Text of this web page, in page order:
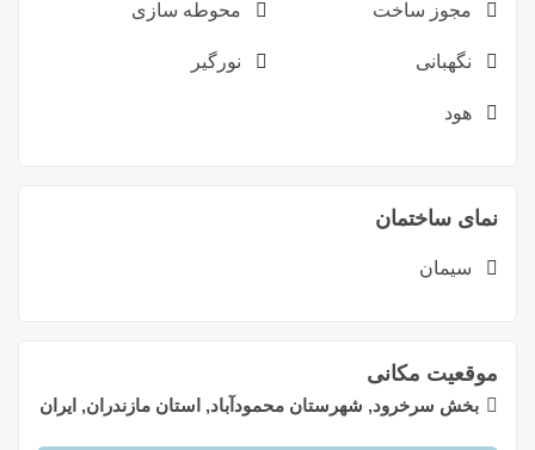
مجوز ساخت محوطه سازی
نگهبانی نورگیر
هود
نمای ساختمان
سیمان
موقعیت مکانی
بخش سرخرود, شهرستان محمودآباد, استان مازندران, ایران